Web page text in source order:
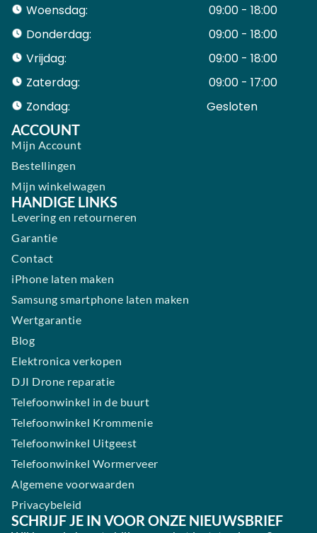
Woensdag:
09:00 - 18:00
Donderdag:
09:00 - 18:00
Vrijdag:
09:00 - 18:00
Zaterdag:
09:00 - 17:00
Zondag:
Gesloten ​ ​ ​ ​ ​ ​ ​
ACCOUNT
Mijn Account
Bestellingen
Mijn winkelwagen
HANDIGE LINKS
Levering en retourneren
Garantie
Contact
iPhone laten maken
Samsung smartphone laten maken
Wertgarantie
Blog
Elektronica verkopen
DJI Drone reparatie
Telefoonwinkel in de buurt
Telefoonwinkel Krommenie
Telefoonwinkel Uitgeest
Telefoonwinkel Wormerveer
Algemene voorwaarden
Privacybeleid
SCHRIJF JE IN VOOR ONZE NIEUWSBRIEF